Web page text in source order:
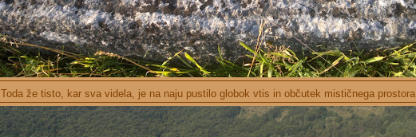
Toda že tisto, kar sva videla, je na naju pustilo globok vtis in občutek mističnega prostora.